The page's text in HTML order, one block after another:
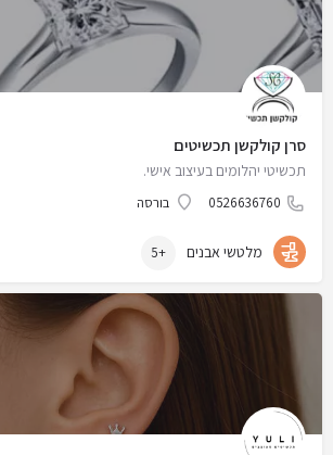
סרן קולקשן תכשיטים
תכשיטי יהלומים בעיצוב אישי.
0526636760 בורסה
מלטשי אבנים +5